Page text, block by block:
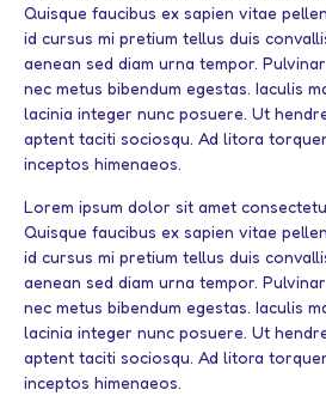
Quisque faucibus ex sapien vitae
id cursus mi pretium tellus duis
aenean sed diam urna tempor.
nec metus bibendum egestas. Iaculis
lacinia integer nunc posuere. Ut
aptent taciti sociosqu. Ad litora
inceptos himenaeos.
Lorem ipsum dolor sit amet
Quisque faucibus ex sapien vitae
id cursus mi pretium tellus duis
aenean sed diam urna tempor.
nec metus bibendum egestas. Iaculis
lacinia integer nunc posuere. Ut
aptent taciti sociosqu. Ad litora
inceptos himenaeos.